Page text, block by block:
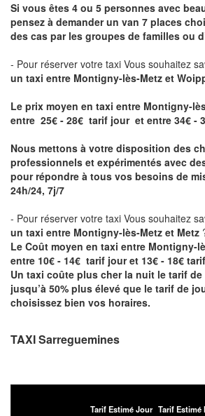
Si vous êtes 4 ou 5 personnes avec
pensez à demander un van 7 places
des cas par les groupes de familles ou
- Pour réserver votre taxi Vous souhaitez
un taxi entre Montigny-lès-Metz et
Le prix moyen en taxi entre Montigny-
entre 25€ - 28€ tarif jour et entre 34€ -
Nous mettons à votre disposition des
professionnels et expérimentés avec
pour répondre à tous vos besoins de
24h/24, 7j/7
- Pour réserver votre taxi Vous souhaitez
un taxi entre Montigny-lès-Metz et Metz
Le Coût moyen en taxi entre Montigny-
entre 10€ - 14€ tarif jour et 13€ - 18€
Un taxi coûte plus cher la nuit le tarif
jusqu’à 50% plus élevé que le tarif de
choisissez bien vos horaires.
TAXI Sarreguemines
Tarif Estimé Jour Tarif Estimé